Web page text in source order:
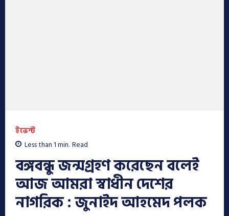
ইভেন্ট
Less than 1min. Read
বঙ্গবন্ধু জন্মগ্রহণ করেছেন বলেই
আজ আমরা স্বাধীন দেশের
নাগরিক : জুনাইদ আহমেদ পলক